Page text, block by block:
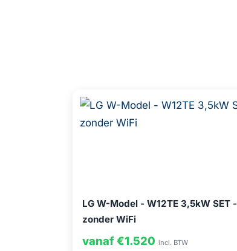
LG W-Model - W12TE 3,5kW SET -
zonder WiFi
vanaf €1.520 incl. BTW